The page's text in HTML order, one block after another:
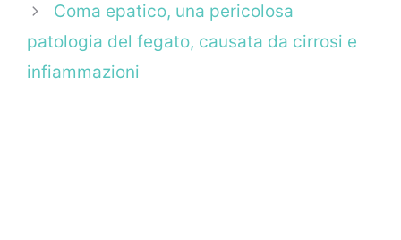
Coma epatico, una pericolosa
patologia del fegato, causata da cirrosi e
infiammazioni